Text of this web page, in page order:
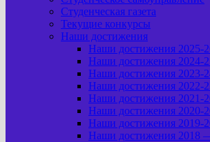
Студенческая газета
Текущие конкурсы
Наши достижения
Наши достижения 2025-
Наши достижения 2024-
Наши достижения 2023-
Наши достижения 2022-
Наши достижения 2021-
Наши достижения 2020-
Наши достижения 2019-
Наши достижения 2018